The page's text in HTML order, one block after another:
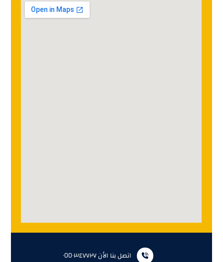
اتصل بنا الأن ٠٥٥٠٣٤٧٧٢٧